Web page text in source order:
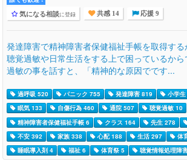
気になる相談に登録 共感 14 応援 9
発達障害で精神障害者保健福祉手帳を取得する
聴覚過敏や日常生活をする上で困っているか
過敏の事を話すと、「精神的な原因でです...
過呼吸 520 パニック 755 発達障害 819 小学
眠気 133
自傷行為 460 通院 507
聴覚過敏 10
精神障害者保健福祉手帳 6
クラス 164 先生 278
不安 392
家族 338 心配 188 生活 297 体
睡眠導入剤 4
福祉 6 体育祭 5 聴覚情報処理障